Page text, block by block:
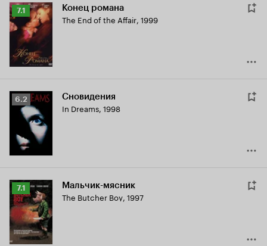
Рейтинг
Кинопоиска
7.1
7.1 Конец романа
The End of the Affair, 1999
Рейтинг
Кинопоиска
6.2
6.2 Сновидения
In Dreams, 1998
Рейтинг
Кинопоиска
7.1
7.1 Мальчик-мясник
The Butcher Boy, 1997